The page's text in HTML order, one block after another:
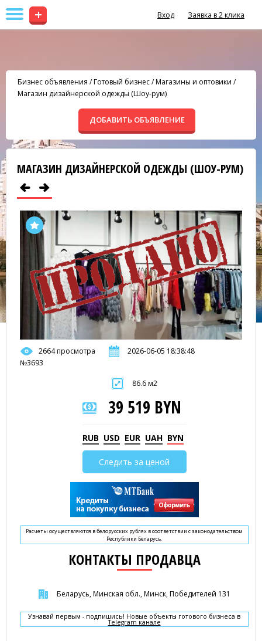
+ Вход Заявка в 2 клика
Бизнес объявления /Готовый бизнес/Магазины и оптовики /
Магазин дизайнерской одежды (Шоу-рум)
ДОБАВИТЬ ОБЪЯВЛЕНИЕ
МАГАЗИН ДИЗАЙНЕРСКОЙ ОДЕЖДЫ (ШОУ-РУМ)
2664 просмотра
2026-06-05 18:38:48
№3693
86.6 м2
39 519 BYN
RUB USD EUR UAH BYN
Следить за ценой
Расчеты осуществляются в белорусских рублях в соответствии с законодательством
Республики Беларусь.
КОНТАКТЫ ПРОДАВЦА
Беларусь, Минская обл., Минск, Победителей 131
Узнавай первым - подпишись! Новые объекты готового бизнеса в
Telegram канале